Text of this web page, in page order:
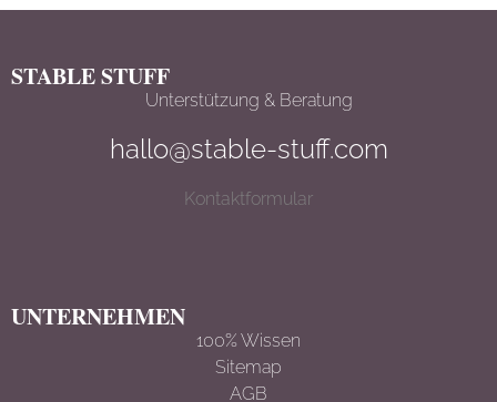
STABLE STUFF
Unterstützung & Beratung
hallo@stable-stuff.com
Kontaktformular
UNTERNEHMEN
100% Wissen
Sitemap
AGB